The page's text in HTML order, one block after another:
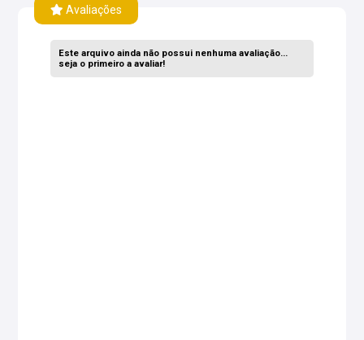
Avaliações
Este arquivo ainda não possui nenhuma avaliação...
seja o primeiro a avaliar!